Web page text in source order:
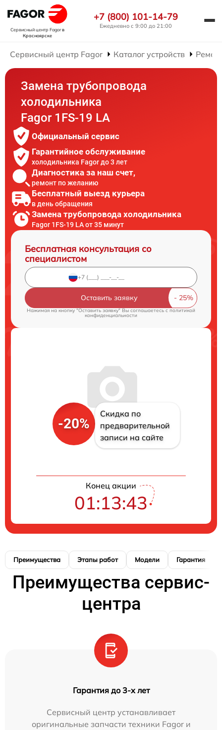
Сервисный центр Fagorв
Красноярске
+7 (800) 101-14-79
Ежедневно с 9:00 до 21:00
Сервисный центр Fagor Каталог устройств
Замена трубопровода
холодильника
Fagor 1FS-19 LA
Официальный сервис
Гарантийное обслуживание
холодильника Fagor до 3 лет
Диагностика за наш счет,
ремонт по желанию
Бесплатный выезд курьера
в день обращения
Замена трубопровода холодильника
Fagor 1FS-19 LA от 35 минут
Бесплатная консультация со
специалистом
Оставить заявку
Нажимая на кнопку "Оставить заявку" Вы соглашаетесь cполитикой
конфиденциальности
-20%
Скидка по
предварительной
записи на сайте
Конец акции
01:13:42
Преимущества Этапы работ Модели Гарантия
Преимущества сервис-
центра
Гарантия до 3-х лет
Сервисный центр устанавливает
оригинальные запчасти техники Fagor и